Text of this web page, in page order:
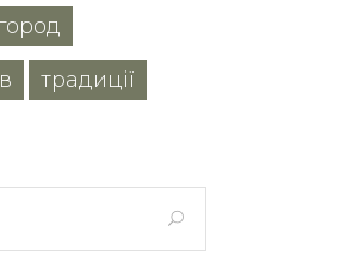
традиції